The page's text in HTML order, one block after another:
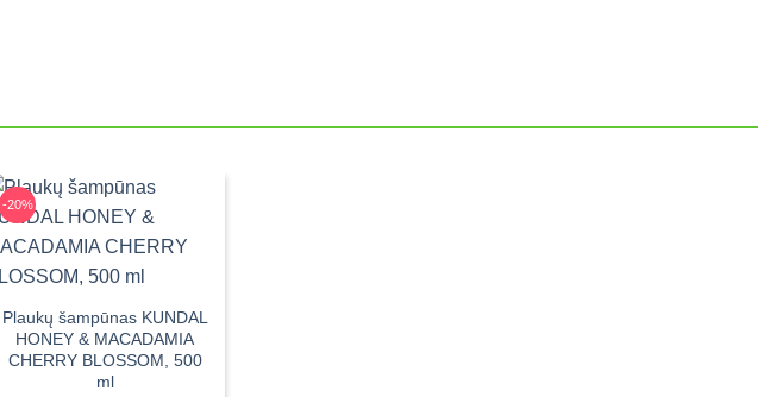
-20%
Plaukų šampūnas KUNDAL
HONEY & MACADAMIA
CHERRY BLOSSOM, 500
ml